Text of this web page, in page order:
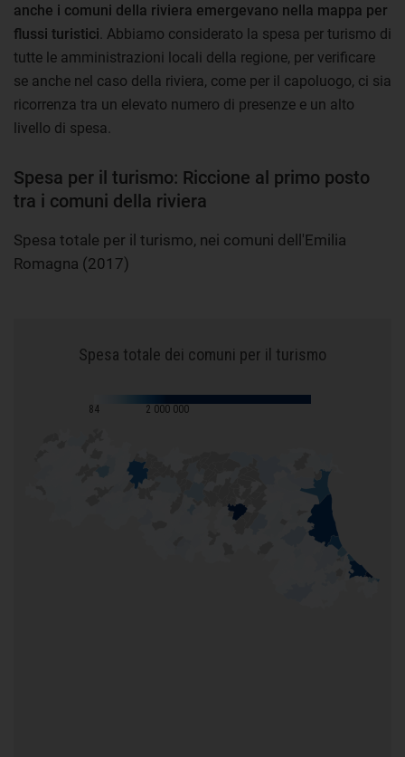
anche i comuni della riviera emergevano nella mappa per
flussi turistici. Abbiamo considerato la spesa per turismo di
tutte le amministrazioni locali della regione, per verificare
se anche nel caso della riviera, come per il capoluogo, ci sia
ricorrenza tra un elevato numero di presenze e un alto
livello di spesa.
Spesa per il turismo: Riccione al primo posto
tra i comuni della riviera
Spesa totale per il turismo, nei comuni dell'Emilia
Romagna (2017)